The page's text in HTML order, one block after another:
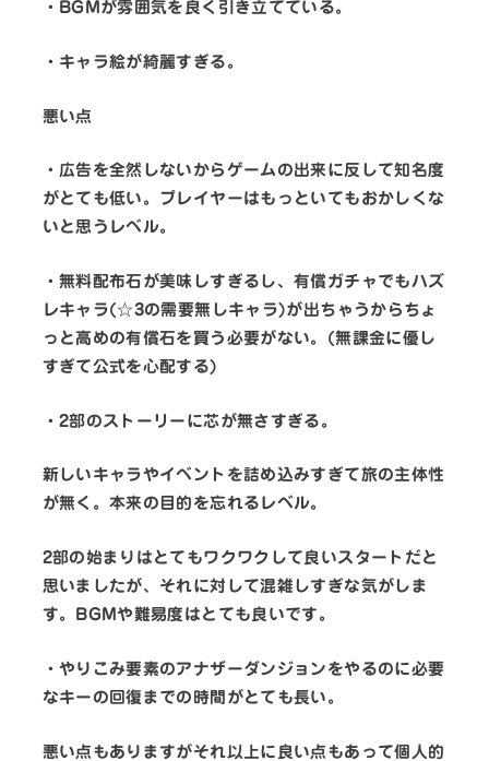
・BGMが雰囲気を良く引き立てている。
・キャラ絵が綺麗すぎる。
悪い点
・広告を全然しないからゲームの出来に反して知名度
がとても低い。プレイヤーはもっといてもおかしくな
いと思うレベル。
・無料配布石が美味しすぎるし、有償ガチャでもハズ
レキャラ(☆3の需要無しキャラ)が出ちゃうからちょ
っと高めの有償石を買う必要がない。(無課金に優し
すぎて公式を心配する)
・2部のストーリーに芯が無さすぎる。
新しいキャラやイベントを詰め込みすぎて旅の主体性
が無く。本来の目的を忘れるレベル。
2部の始まりはとてもワクワクして良いスタートだと
思いましたが、それに対して混雑しすぎな気がしま
す。BGMや難易度はとても良いです。
・やりこみ要素のアナザーダンジョンをやるのに必要
なキーの回復までの時間がとても長い。
悪い点もありますがそれ以上に良い点もあって個人的